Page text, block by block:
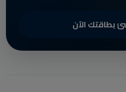
بطاقتك الآن